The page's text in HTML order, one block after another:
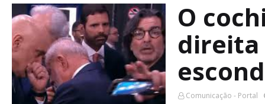
O
direita
Comunicação - Portal